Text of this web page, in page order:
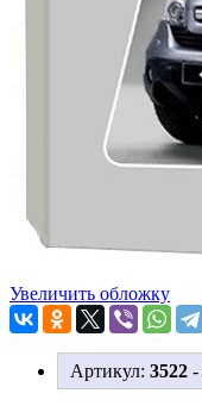
Увеличить обложку
Артикул: 3522 -